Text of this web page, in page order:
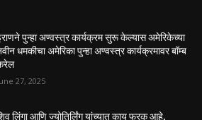
पुन्हा अण्वस्त्र कार्यक्रम सुरू केल्यास अमेरिकेच्या
धमकीचा अमेरिका पुन्हा अण्वस्त्र कार्यक्रमावर बॉम्ब
27, 2025
लिंगा आणि ज्योतिर्लिंग यांच्यात काय फरक आहे,